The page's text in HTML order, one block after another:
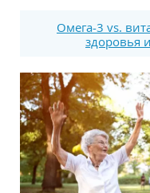
Омега-3 vs.
здоровья